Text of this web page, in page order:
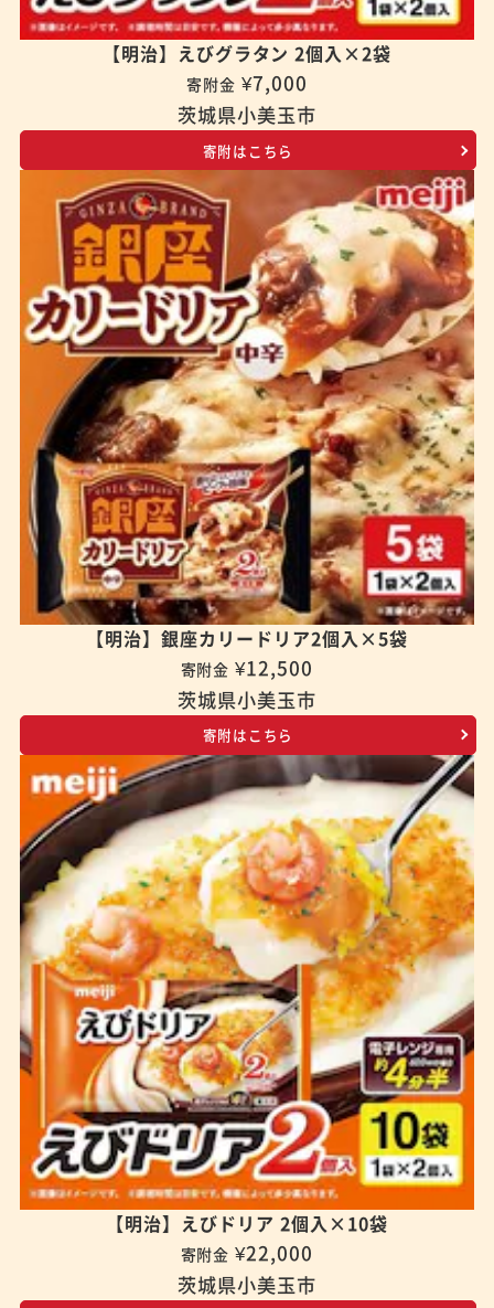
【明治】えびグラタン 2個入×2袋
寄附金 ¥7,000
茨城県小美玉市
寄附はこちら
【明治】銀座カリードリア2個入×5袋
寄附金 ¥12,500
茨城県小美玉市
寄附はこちら
【明治】えびドリア 2個入×10袋
寄附金 ¥22,000
茨城県小美玉市